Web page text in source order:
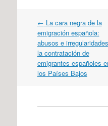
Navegación
por
artículos
← La cara negra de la
emigración española:
abusos e
la contratación de
emigrantes españoles
los Países Bajos